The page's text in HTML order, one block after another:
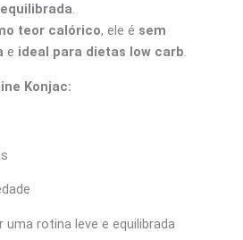
.
teor calórico, ele é sem
e ideal para dietas low carb.
Konjac:
uma rotina leve e equilibrada